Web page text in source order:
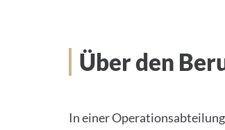
Über den
In einer